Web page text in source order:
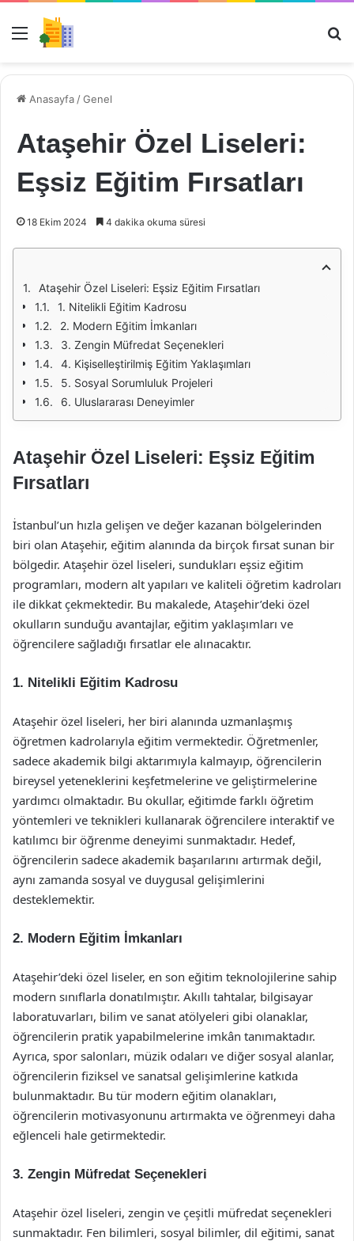
Menü
Anasayfa /Genel
Ataşehir Özel Liseleri:
Eşsiz Eğitim Fırsatları
18 Ekim 2024 4 dakika okuma süresi
Ataşehir Özel Liseleri: Eşsiz Eğitim Fırsatları
1. Nitelikli Eğitim Kadrosu
2. Modern Eğitim İmkanları
3. Zengin Müfredat Seçenekleri
4. Kişiselleştirilmiş Eğitim Yaklaşımları
5. Sosyal Sorumluluk Projeleri
6. Uluslararası Deneyimler
Ataşehir Özel Liseleri: Eşsiz Eğitim
Fırsatları
İstanbul’un hızla gelişen ve değer kazanan bölgelerinden
biri olan Ataşehir, eğitim alanında da birçok fırsat sunan bir
bölgedir. Ataşehir özel liseleri, sundukları eşsiz eğitim
programları, modern alt yapıları ve kaliteli öğretim kadroları
ile dikkat çekmektedir. Bu makalede, Ataşehir’deki özel
okulların sunduğu avantajlar, eğitim yaklaşımları ve
öğrencilere sağladığı fırsatlar ele alınacaktır.
1. Nitelikli Eğitim Kadrosu
Ataşehir özel liseleri, her biri alanında uzmanlaşmış
öğretmen kadrolarıyla eğitim vermektedir. Öğretmenler,
sadece akademik bilgi aktarımıyla kalmayıp, öğrencilerin
bireysel yeteneklerini keşfetmelerine ve geliştirmelerine
yardımcı olmaktadır. Bu okullar, eğitimde farklı öğretim
yöntemleri ve teknikleri kullanarak öğrencilere interaktif ve
katılımcı bir öğrenme deneyimi sunmaktadır. Hedef,
öğrencilerin sadece akademik başarılarını artırmak değil,
aynı zamanda sosyal ve duygusal gelişimlerini
desteklemektir.
2. Modern Eğitim İmkanları
Ataşehir’deki özel liseler, en son eğitim teknolojilerine sahip
modern sınıflarla donatılmıştır. Akıllı tahtalar, bilgisayar
laboratuvarları, bilim ve sanat atölyeleri gibi olanaklar,
öğrencilerin pratik yapabilmelerine imkân tanımaktadır.
Ayrıca, spor salonları, müzik odaları ve diğer sosyal alanlar,
öğrencilerin fiziksel ve sanatsal gelişimlerine katkıda
bulunmaktadır. Bu tür modern eğitim olanakları,
öğrencilerin motivasyonunu artırmakta ve öğrenmeyi daha
eğlenceli hale getirmektedir.
3. Zengin Müfredat Seçenekleri
Ataşehir özel liseleri, zengin ve çeşitli müfredat seçenekleri
sunmaktadır. Fen bilimleri, sosyal bilimler, dil eğitimi, sanat